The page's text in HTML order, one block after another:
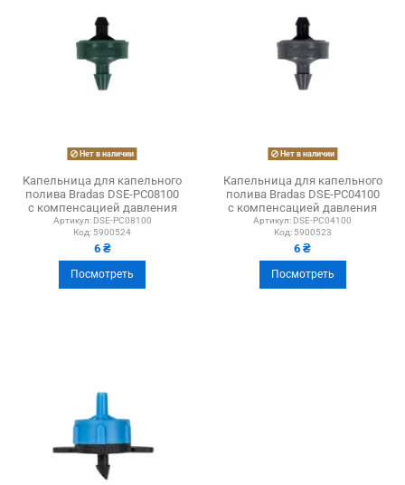
Нет в наличии
Капельница для капельного
полива Bradas DSE-PC08100
с компенсацией давления
Артикул: DSE-PC08100
Код: 5900524
6 ₴
Посмотреть
Нет в наличии
Капельница для капельного
полива Bradas DSE-PC04100
с компенсацией давления
Артикул: DSE-PC04100
Код: 5900523
6 ₴
Посмотреть